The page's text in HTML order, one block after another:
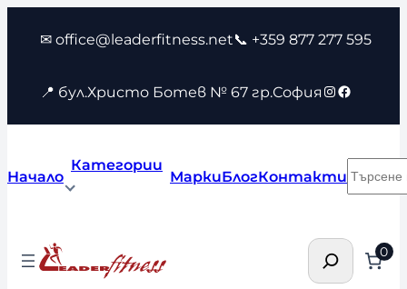
съдържанието
✉ office@leaderfitness.net📞 +359 877 277 595
📍 бул.Христо Ботев № 67 гр.София Instagram
Facebook
Начало
Категории
МаркиБлогКонтакти
Търсене 0